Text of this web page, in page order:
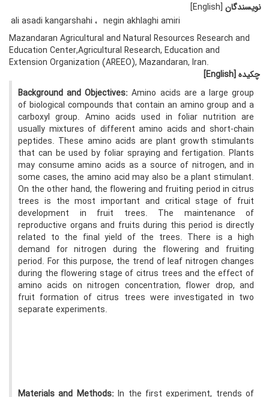
نویسندگان [English]
ali asadi kangarshahi
negin akhlaghi amiri
Mazandaran Agricultural and Natural Resources Research and
Education Center,Agricultural Research, Education and
Extension Organization (AREEO), Mazandaran, Iran.
چکیده [English]
Background and Objectives:Amino acids are a large group
of biological compounds that contain an amino group and a
carboxyl group. Amino acids used in foliar nutrition are
usually mixtures of different amino acids and short-chain
peptides. These amino acids are plant growth stimulants
that can be used by foliar spraying and fertigation. Plants
may consume amino acids as a source of nitrogen, and in
some cases, the amino acid may also be a plant stimulant.
On the other hand, the flowering and fruiting period in citrus
trees is the most important and critical stage of fruit
development in fruit trees. The maintenance of
reproductive organs and fruits during this period is directly
related to the final yield of the trees. There is a high
demand for nitrogen during the flowering and fruiting
period. For this purpose, the trend of leaf nitrogen changes
during the flowering stage of citrus trees and the effect of
amino acids on nitrogen concentration, flower drop, and
fruit formation of citrus trees were investigated in two
separate experiments.
Materials and Methods:In the first experiment, trends of